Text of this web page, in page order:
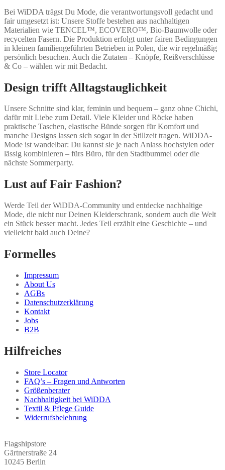
Bei WiDDA trägst Du Mode, die verantwortungsvoll gedacht und
fair umgesetzt ist: Unsere Stoffe bestehen aus nachhaltigen
Materialien wie TENCEL™, ECOVERO™, Bio-Baumwolle oder
recycelten Fasern. Die Produktion erfolgt unter fairen Bedingungen
in kleinen familiengeführten Betrieben in Polen, die wir regelmäßig
persönlich besuchen. Auch die Zutaten – Knöpfe, Reißverschlüsse
& Co – wählen wir mit Bedacht.
Design trifft Alltagstauglichkeit
Unsere Schnitte sind klar, feminin und bequem – ganz ohne Chichi,
dafür mit Liebe zum Detail. Viele Kleider und Röcke haben
praktische Taschen, elastische Bünde sorgen für Komfort und
manche Designs lassen sich sogar in der Stillzeit tragen. WiDDA-
Mode ist wandelbar: Du kannst sie je nach Anlass hochstylen oder
lässig kombinieren – fürs Büro, für den Stadtbummel oder die
nächste Sommerparty.
Lust auf Fair Fashion?
Werde Teil der WiDDA-Community und entdecke nachhaltige
Mode, die nicht nur Deinen Kleiderschrank, sondern auch die Welt
ein Stück besser macht. Jedes Teil erzählt eine Geschichte – und
vielleicht bald auch Deine?
Formelles
Impressum
About Us
AGBs
Datenschutzerklärung
Kontakt
Jobs
B2B
Hilfreiches
Store Locator
FAQ’s – Fragen und Antworten
Größenberater
Nachhaltigkeit bei WiDDA
Textil & Pflege Guide
Widerrufsbelehrung
Flagshipstore
Gärtnerstraße 24
10245 Berlin